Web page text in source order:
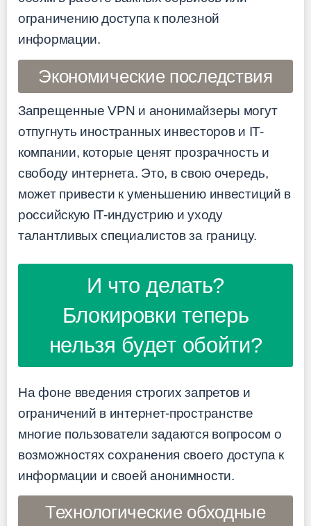
ограничению доступа к полезной
информации.
Экономические последствия
Запрещенные VPN и анонимайзеры могут
отпугнуть иностранных инвесторов и IT-
компании, которые ценят прозрачность и
свободу интернета. Это, в свою очередь,
может привести к уменьшению инвестиций в
российскую IT-индустрию и уходу
талантливых специалистов за границу.
И что делать?
Блокировки теперь
нельзя будет обойти?
На фоне введения строгих запретов и
ограничений в интернет-пространстве
многие пользователи задаются вопросом о
возможностях сохранения своего доступа к
информации и своей анонимности.
Технологические обходные